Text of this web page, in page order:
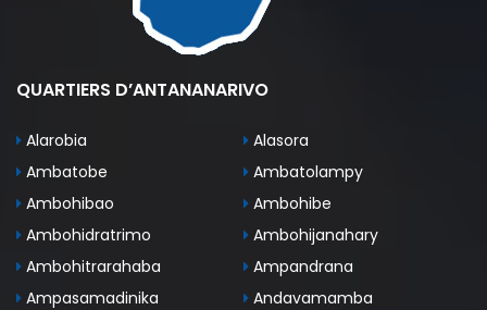
QUARTIERS D’ANTANANARIVO
Alarobia
Alasora
Ambatobe
Ambatolampy
Ambohibao
Ambohibe
Ambohidratrimo
Ambohijanahary
Ambohitrarahaba
Ampandrana
Ampasamadinika
Andavamamba